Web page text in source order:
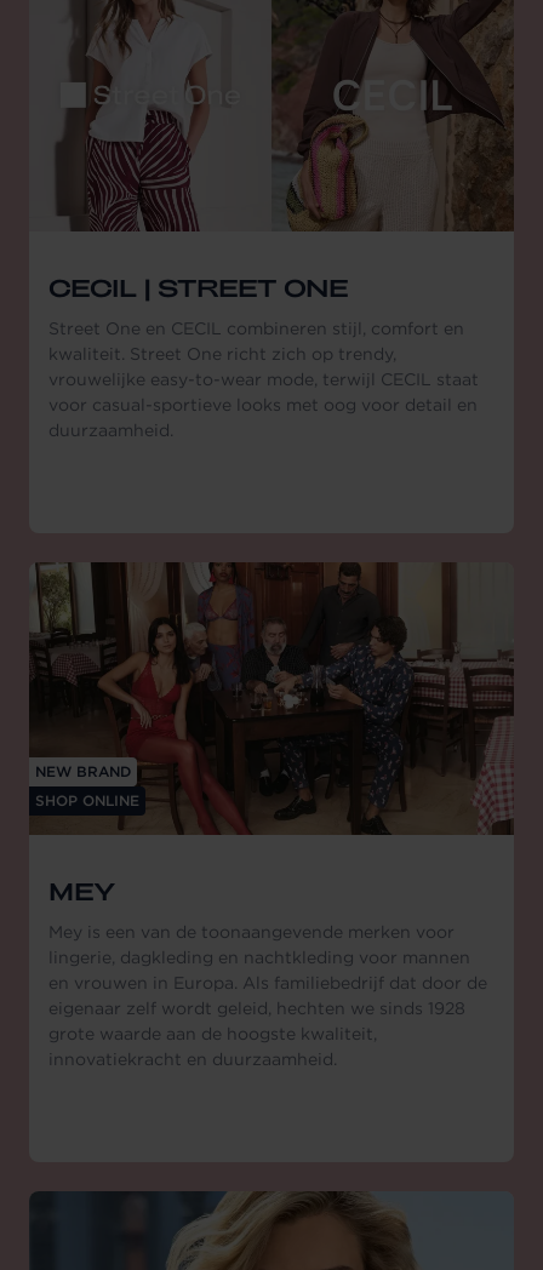
CECIL | STREET ONE
Street One en CECIL combineren stijl, comfort en
kwaliteit. Street One richt zich op trendy,
vrouwelijke easy-to-wear mode, terwijl CECIL staat
voor casual-sportieve looks met oog voor detail en
duurzaamheid.
NEW BRAND
SHOP ONLINE
MEY
Mey is een van de toonaangevende merken voor
lingerie, dagkleding en nachtkleding voor mannen
en vrouwen in Europa. Als familiebedrijf dat door de
eigenaar zelf wordt geleid, hechten we sinds 1928
grote waarde aan de hoogste kwaliteit,
innovatiekracht en duurzaamheid.